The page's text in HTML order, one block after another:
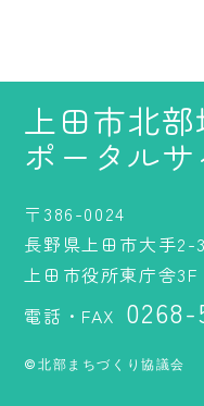
上田市北
ポータルサ
〒386-0024
長野県上田市大手2-
上田市役所東庁舎3F
電話・FAX
©北部まちづくり協議会